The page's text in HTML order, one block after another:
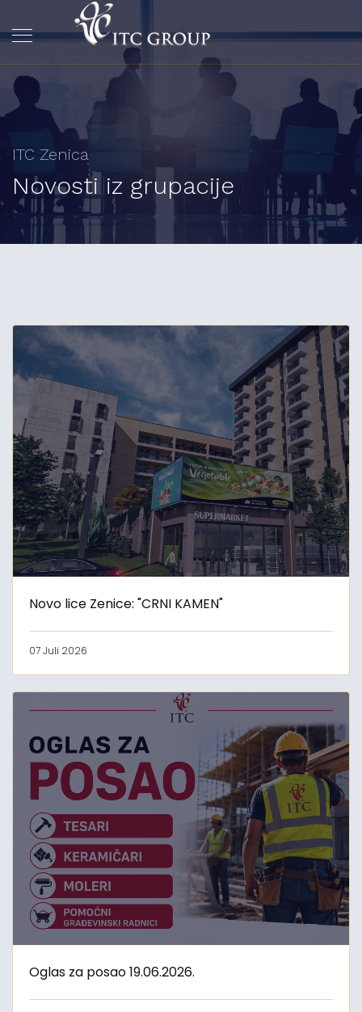
ITC Zenica
Novosti iz grupacije
Novo lice Zenice: "CRNI KAMEN"
07 Juli 2026
Oglas za posao 19.06.2026.